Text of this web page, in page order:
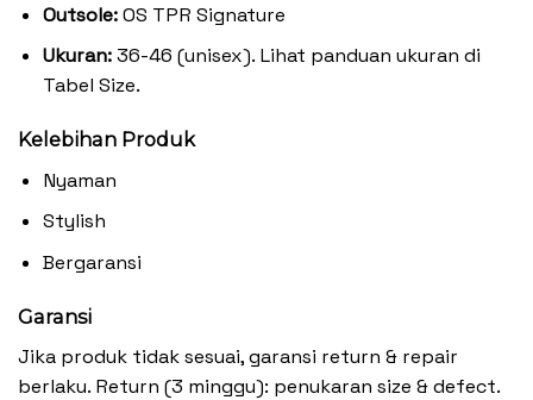
Outsole:OS TPR Signature
Ukuran:36-46 (unisex). Lihat panduan ukuran di
Tabel Size.
Kelebihan Produk
Nyaman
Stylish
Bergaransi
Garansi
Jika produk tidak sesuai, garansi return & repair
berlaku. Return (3 minggu): penukaran size & defect.